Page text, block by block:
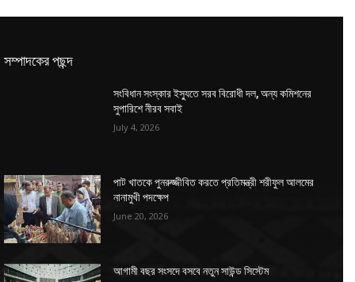
সম্পাদকের পছন্দ
সংবিধান সংস্কার ইস্যুতে সরব বিরোধী দল, অন্য কমিশনের
সুপারিশে নীরব সবাই
July 4, 2026
পাট খাতকে পুনরুজ্জীবিত করতে প্রতিমন্ত্রী শরীফুল আলমের
নানামুখী পদক্ষেপ
June 20, 2026
আগামী বছর সংসদে বসবে নতুন সাউন্ড সিস্টেম